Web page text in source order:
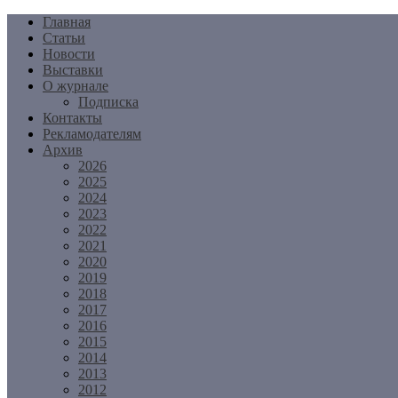
Перейти
содержимому
Главная
Статьи
Новости
Выставки
О журнале
Подписка
Контакты
Рекламодателям
Архив
2026
2025
2024
2023
2022
2021
2020
2019
2018
2017
2016
2015
2014
2013
2012